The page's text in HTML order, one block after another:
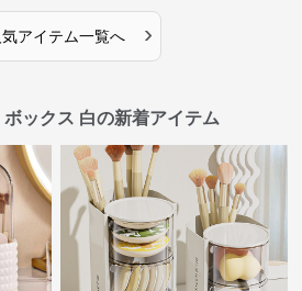
気アイテム一覧へ ›
ックス 白の新着アイテム